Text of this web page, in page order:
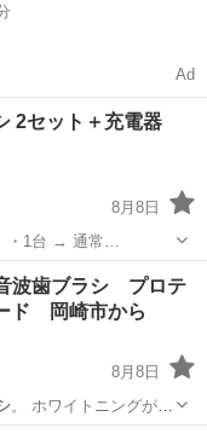
Ad
2セット＋充電器
8月8日
2セットです。 ・1台 → 通常…
動歯ブラシ
波歯ブラシ プロテ
ド 岡崎市から
8月8日
。 ホワイトニングが初